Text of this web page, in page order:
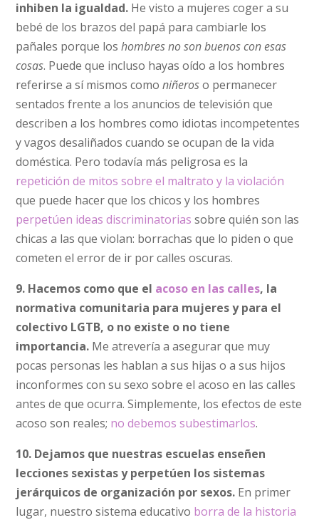
inhiben la igualdad. He visto a mujeres coger a su
bebé de los brazos del papá para cambiarle los
pañales porque loshombres no son buenos con esas
cosas. Puede que incluso hayas oído a los hombres
referirse a sí mismos comoniñeroso permanecer
sentados frente a los anuncios de televisión que
describen a los hombres como idiotas incompetentes
y vagos desaliñados cuando se ocupan de la vida
doméstica. Pero todavía más peligrosa es la
repetición de mitos sobre el maltrato y la violación
que puede hacer que los chicos y los hombres
perpetúen ideas discriminatorias sobre quién son las
chicas a las que violan: borrachas que lo piden o que
cometen el error de ir por calles oscuras.
9. Hacemos como que el acoso en las calles, la
normativa comunitaria para mujeres y para el
colectivo LGTB, o no existe o no tiene
importancia. Me atrevería a asegurar que muy
pocas personas les hablan a sus hijas o a sus hijos
inconformes con su sexo sobre el acoso en las calles
antes de que ocurra. Simplemente, los efectos de este
acoso son reales; no debemos subestimarlos.
10. Dejamos que nuestras escuelas enseñen
lecciones sexistas y perpetúen los sistemas
jerárquicos de organización por sexos. En primer
lugar, nuestro sistema educativo borra de la historia